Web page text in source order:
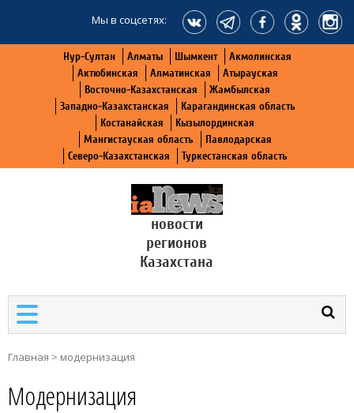
Мы в соцсетях:
Нур-Султан Алматы Шымкент
Акмолинская
Актюбинская
Алматинская
Атырауская
Восточно-Казахстанская
Жамбылская
Западно-Казахстанская
Карагандинская область
Костанайская
Кызылординская
Мангистауская область
Павлодарская
Северо-Казахстанская
Туркестанская область
новости
регионов
Казахстана
Главная > модернизация
Модернизация